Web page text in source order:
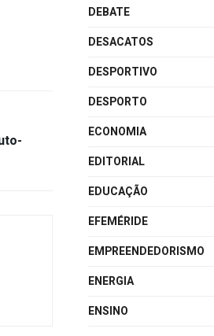
DEBATE
DESACATOS
DESPORTIVO
DESPORTO
ECONOMIA
EDITORIAL
EDUCAÇÃO
EFEMÉRIDE
EMPREENDEDORISMO
ENERGIA
ENSINO